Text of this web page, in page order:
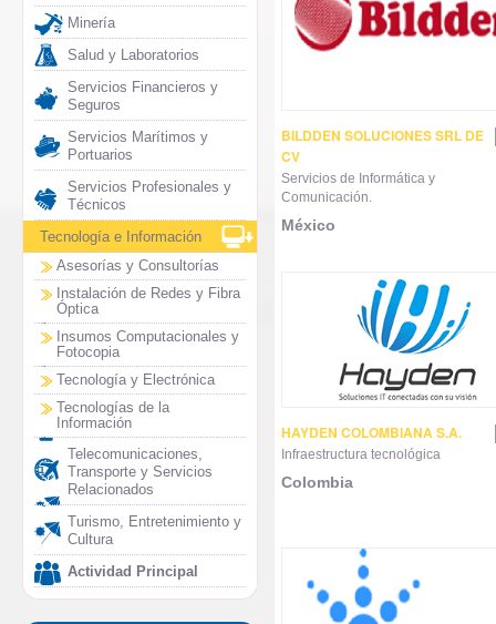
Minería
Salud y Laboratorios
Servicios Financieros y
Seguros
Servicios Marítimos y
Portuarios
Servicios Profesionales y
Técnicos
Tecnología e Información
Asesorías y Consultorías
Instalación de Redes y Fibra
Óptica
Insumos Computacionales y
Fotocopia
Tecnología y Electrónica
Tecnologías de la
Información
Telecomunicaciones,
Transporte y Servicios
Relacionados
Turismo, Entretenimiento y
Cultura
Actividad Principal
BILDDEN SOLUCIONES SRL DE
CV
Servicios de Informática y
Comunicación.
México
HAYDEN COLOMBIANA S.A.
Infraestructura tecnológica
Colombia